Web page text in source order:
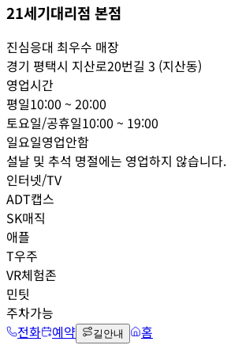
21세기대리점 본점
진심응대 최우수 매장
경기 평택시 지산로20번길 3 (지산동)
영업시간
평일10:00 ~ 20:00
토요일/공휴일10:00 ~ 19:00
일요일영업안함
설날 및 추석 명절에는 영업하지 않습니다.
인터넷/TV
ADT캡스
SK매직
애플
T우주
VR체험존
민팃
주차가능
전화
예약 길안내 홈